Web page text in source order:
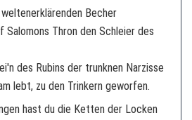
Becher
Salomons Thron den Schleier des
des Rubins der trunknen Narzisse
lebt, zu den Trinkern geworfen.
hast du die Ketten der Locken